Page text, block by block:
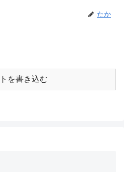
たか
を書き込む